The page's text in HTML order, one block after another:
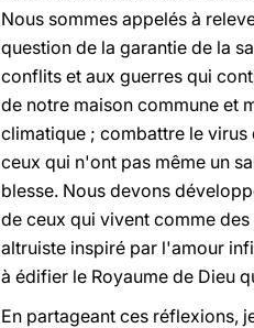
Nous sommes appelés à
question de la garantie de la
conflits et aux guerres qui
de notre maison commune et
climatique ; combattre le virus
ceux qui n'ont pas même un
blesse. Nous devons
de ceux qui vivent comme
altruiste inspiré par l'amour
à édifier le Royaume de Dieu
En partageant ces réflexions,